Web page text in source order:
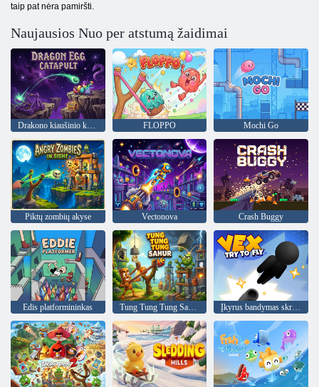
taip pat nėra pamiršti.
Naujausios Nuo per atstumą žaidimai
Drakono kiaušinio katapulta FLOPPO Mochi Go
Piktų zombių akyse Vectonova Crash Buggy
Edis platformininkas Tung Tung Tung Sahur vs Zombie Įkyrus bandymas skristi